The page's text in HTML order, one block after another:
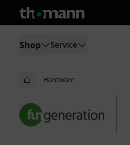
Shop Service
Hardware